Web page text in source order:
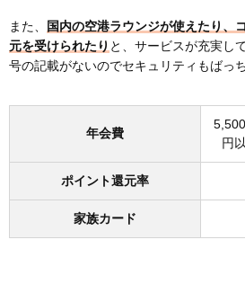
また、
国内の空港ラウンジが使えたり、
元を受けられたり と、サービスが充実し
号の記載がないのでセキュリティもばっ
年会費
円
ポイント還元率
家族カード